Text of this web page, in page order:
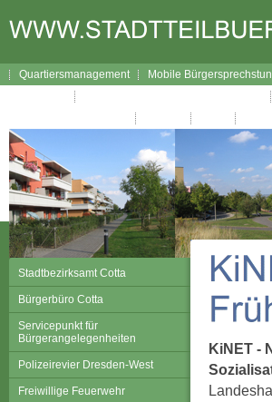
Quartiersmanagement Mobile
Stadtbezirksamt Cotta
Bürgerbüro Cotta
Servicepunkt für
Bürgerangelegenheiten
Polizeirevier Dresden-West
Freiwillige Feuerwehr
KiNET -